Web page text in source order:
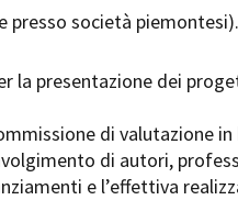
presso società piemontesi).
la presentazione dei
di valutazione in
di autori,
e l’effettiva